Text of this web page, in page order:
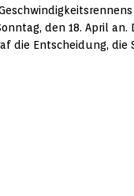
den 18. April an.
die Entscheidung, die